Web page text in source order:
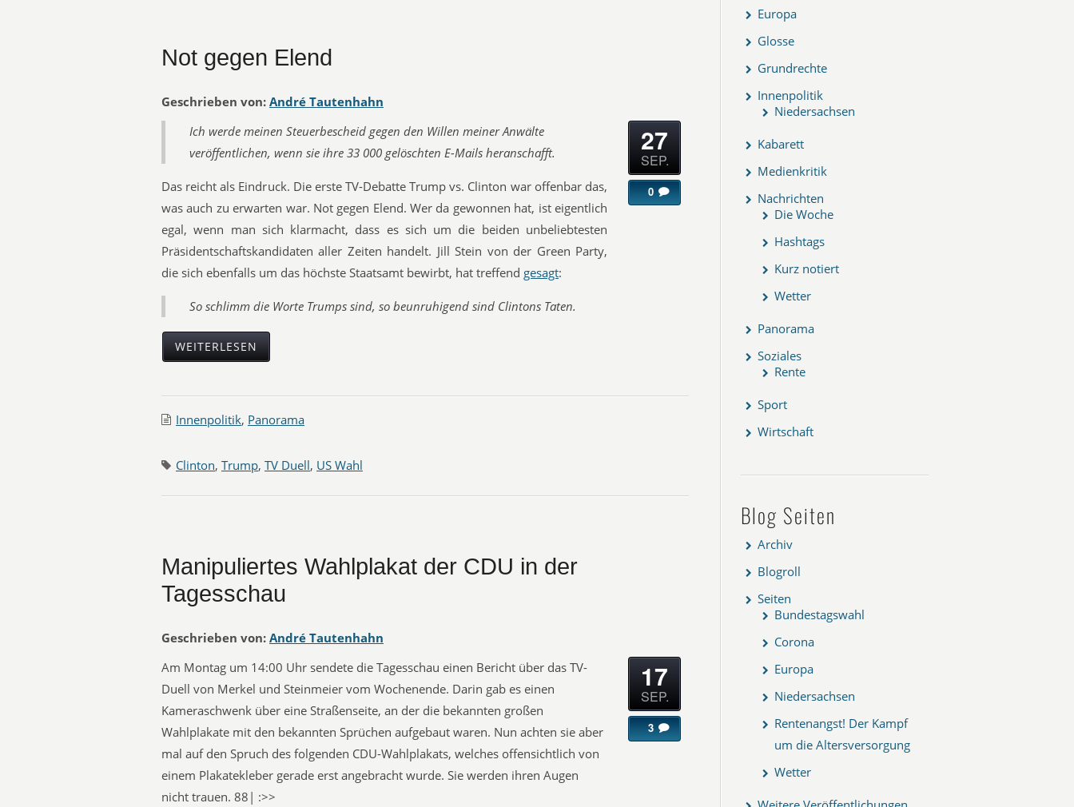
Not gegen Elend
Geschrieben von: André Tautenhahn
Ich werde meinen Steuerbescheid gegen den Willen meiner Anwälte
veröffentlichen, wenn sie ihre 33 000 gelöschten E-Mails heranschafft.
Das reicht als Eindruck. Die erste TV-Debatte Trump vs. Clinton war offenbar das,
was auch zu erwarten war. Not gegen Elend. Wer da gewonnen hat, ist eigentlich
egal, wenn man sich klarmacht, dass es sich um die beiden unbeliebtesten
Präsidentschaftskandidaten aller Zeiten handelt. Jill Stein von der Green Party,
die sich ebenfalls um das höchste Staatsamt bewirbt, hat treffend gesagt:
So schlimm die Worte Trumps sind, so beunruhigend sind Clintons Taten.
WEITERLESEN
27
SEP.
0
Innenpolitik, Panorama
Clinton, Trump, TV Duell, US Wahl
Manipuliertes Wahlplakat der CDU in der
Tagesschau
Geschrieben von: André Tautenhahn
Am Montag um 14:00 Uhr sendete die Tagesschau einen Bericht über das TV-
Duell von Merkel und Steinmeier vom Wochenende. Darin gab es einen
Kameraschwenk über eine Straßenseite, an der die bekannten großen
Wahlplakate mit den bekannten Sprüchen aufgebaut waren. Nun achten sie aber
mal auf den Spruch des folgenden CDU-Wahlplakats, welches offensichtlich von
einem Plakatekleber gerade erst angebracht wurde. Sie werden ihren Augen
nicht trauen. 88| :>>
17
SEP.
3
Europa
Glosse
Grundrechte
Innenpolitik
Niedersachsen
Kabarett
Medienkritik
Nachrichten
Die Woche
Hashtags
Kurz notiert
Wetter
Panorama
Soziales
Rente
Sport
Wirtschaft
Blog Seiten
Archiv
Blogroll
Seiten
Bundestagswahl
Corona
Europa
Niedersachsen
Rentenangst! Der Kampf
um die Altersversorgung
Wetter